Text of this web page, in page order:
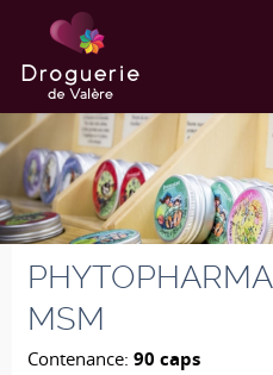
PHYTOPHARMA
MSM
Contenance: 90 caps